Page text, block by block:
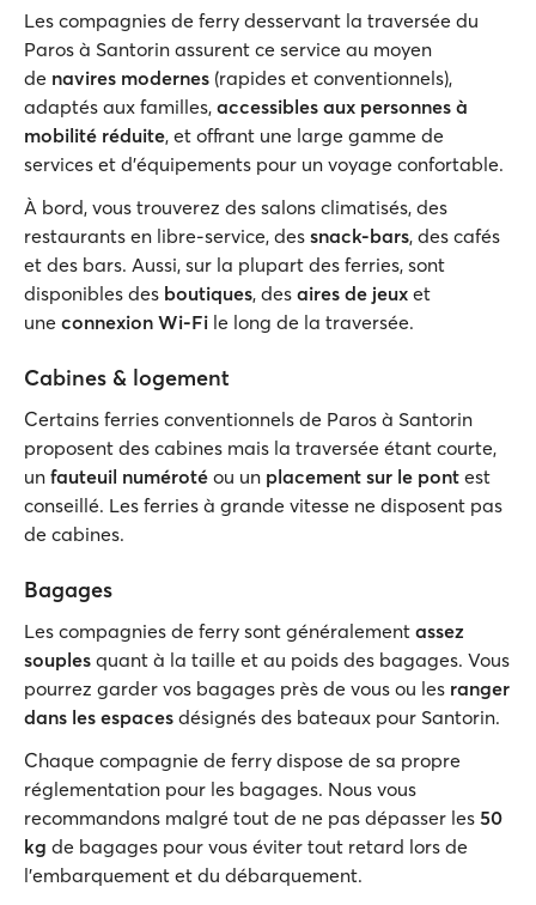
Les compagnies de ferry desservant la traversée du
Paros à Santorin assurent ce service au moyen
de navires modernes (rapides et conventionnels),
adaptés aux familles, accessibles aux personnes à
mobilité réduite, et offrant une large gamme de
services et d'équipements pour un voyage confortable.
À bord, vous trouverez des salons climatisés, des
restaurants en libre-service, des snack-bars, des cafés
et des bars. Aussi, sur la plupart des ferries, sont
disponibles des boutiques, des aires de jeux et
une connexion Wi-Fi le long de la traversée.
Cabines & logement
Certains ferries conventionnels de Paros à Santorin
proposent des cabines mais la traversée étant courte,
un fauteuil numéroté ou un placement sur le pont est
conseillé. Les ferries à grande vitesse ne disposent pas
de cabines.
Bagages
Les compagnies de ferry sont généralement assez
souples quant à la taille et au poids des bagages. Vous
pourrez garder vos bagages près de vous ou les ranger
dans les espaces désignés des bateaux pour Santorin.
Chaque compagnie de ferry dispose de sa propre
réglementation pour les bagages. Nous vous
recommandons malgré tout de ne pas dépasser les 50
kg de bagages pour vous éviter tout retard lors de
l'embarquement et du débarquement.